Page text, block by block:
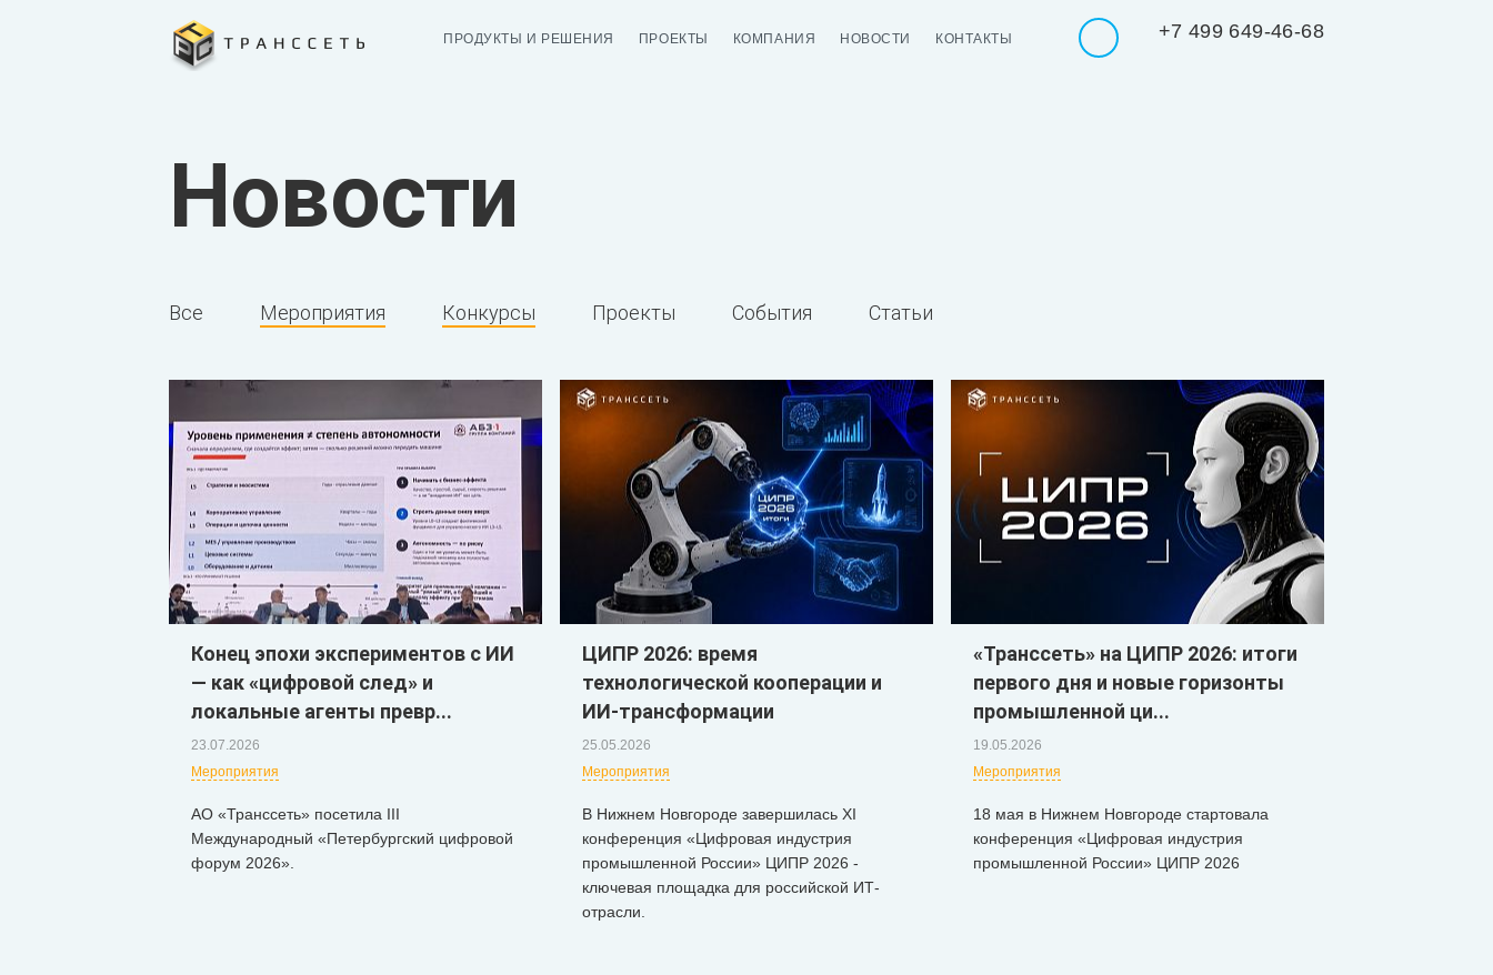
ПРОДУКТЫ И РЕШЕНИЯ ПРОЕКТЫ КОМПАНИЯ НОВОСТИ КОНТАКТЫ +7 499 649-46-68
Новости
Все Мероприятия Конкурсы Проекты События Статьи
Конец эпохи экспериментов с ИИ
— как «цифровой след» и
локальные агенты превр...
23.07.2026
Мероприятия
АО «Транссеть» посетила III
Международный «Петербургский цифровой
форум 2026».
ЦИПР 2026: время
технологической кооперации и
ИИ-трансформации
25.05.2026
Мероприятия
В Нижнем Новгороде завершилась XI
конференция «Цифровая индустрия
промышленной России» ЦИПР 2026 -
ключевая площадка для российской ИТ-
отрасли.
«Транссеть» на ЦИПР 2026: итоги
первого дня и новые горизонты
промышленной ци...
19.05.2026
Мероприятия
18 мая в Нижнем Новгороде стартовала
конференция «Цифровая индустрия
промышленной России» ЦИПР 2026